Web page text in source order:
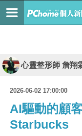
心靈整形師 詹翔
2026-06-02 17:00:00
AI驅動的顧
Starbucks